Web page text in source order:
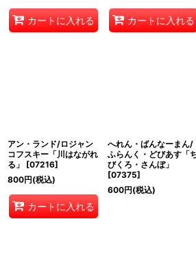
カートに入れる カートに入れる
アン・ランド/ロジャン
コフスキー「川はながれ
る」
[07216]
800円(税込)
カートに入れる
へれん・ばんなーまん/
ふらんく・どびあす「
びくろ・さんぼ」
[07375]
600円(税込)